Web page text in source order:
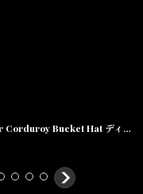
Digger Corduroy Bucket Hat ディガー コーデュロイ バケット ハット キャップ 帽子